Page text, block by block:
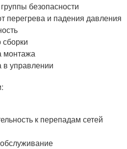
безопасности
перегрева и падения давления
сборки
монтажа
в управлении
к перепадам сетей